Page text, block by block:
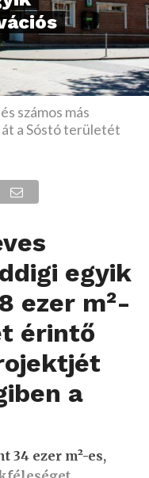
számos más
a Sóstó területét
egyik
ezer m²-
érintő
a
34 ezer m²-es,